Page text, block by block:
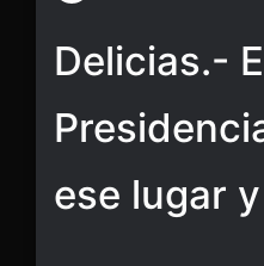
Delicias.-
ese lugar